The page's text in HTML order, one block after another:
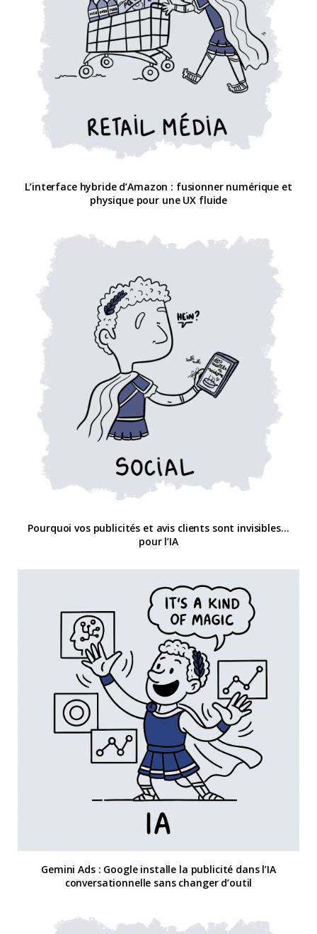
L’interface hybride d’Amazon : fusionner numérique et
physique pour une UX fluide
Pourquoi vos publicités et avis clients sont invisibles…
pour l’IA
Gemini Ads : Google installe la publicité dans l’IA
conversationnelle sans changer d’outil